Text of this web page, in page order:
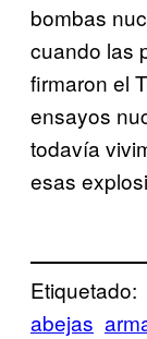
bombas
cuando las
firmaron el
ensayos
todavía
esas
Etiquetado:
abejas